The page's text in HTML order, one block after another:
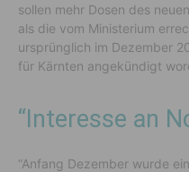
sollen mehr Dosen des
als die vom Ministerium
ursprünglich im Dezember
für Kärnten angekündigt
“Interesse an
“Anfang Dezember wurde